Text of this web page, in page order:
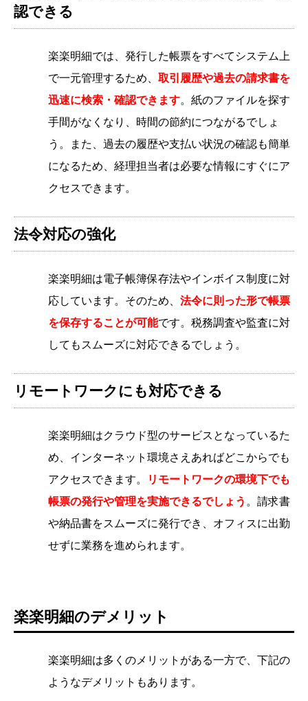
認できる
楽楽明細では、発行した帳票をすべてシステム上
で一元管理するため、 取引履歴や過去の請求書を
迅速に検索・確認できます。紙のファイルを探す
手間がなくなり、時間の節約につながるでしょ
う。また、過去の履歴や支払い状況の確認も簡単
になるため、経理担当者は必要な情報にすぐにア
クセスできます。
法令対応の強化
楽楽明細は電子帳簿保存法やインボイス制度に対
応しています。そのため、 法令に則った形で帳票
を保存することが可能です。税務調査や監査に対
してもスムーズに対応できるでしょう。
リモートワークにも対応できる
楽楽明細はクラウド型のサービスとなっているた
め、インターネット環境さえあればどこからでも
アクセスできます。
リモートワークの環境下でも
帳票の発行や管理を実施できるでしょう 。請求書
や納品書をスムーズに発行でき、オフィスに出勤
せずに業務を進められます。
楽楽明細のデメリット
楽楽明細は多くのメリットがある一方で、下記の
ようなデメリットもあります。